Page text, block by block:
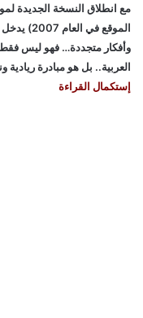
مع انطلاق النسخة الجديدة
الموقع
وأفكار متجددة… فهو ليس فقط
العربية.. بل هو مبادرة
إستكمال القراءة